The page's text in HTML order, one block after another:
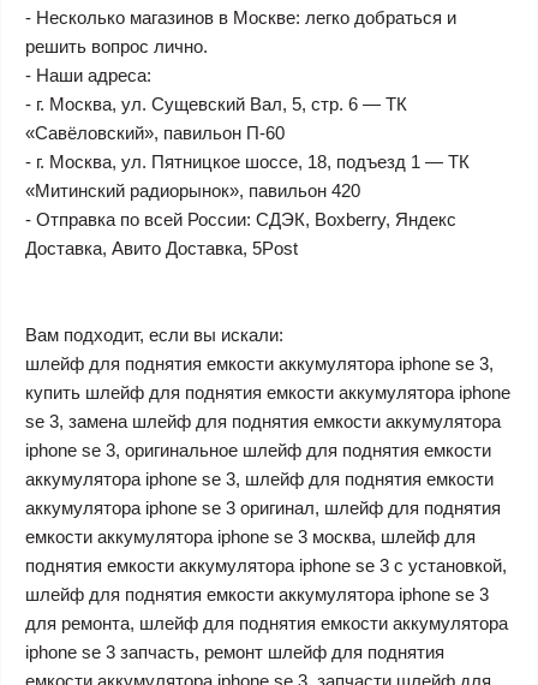
- Несколько магазинов в Москве: легко добраться и
решить вопрос лично.
- Наши адреса:
- г. Москва, ул. Сущевский Вал, 5, стр. 6 — ТК
«Савёловский», павильон П-60
- г. Москва, ул. Пятницкое шоссе, 18, подъезд 1 — ТК
«Митинский радиорынок», павильон 420
- Отправка по всей России: СДЭК, Boxberry, Яндекс
Доставка, Авито Доставка, 5Post
Вам подходит, если вы искали:
шлейф для поднятия емкости аккумулятора iphone se 3,
купить шлейф для поднятия емкости аккумулятора iphone
se 3, замена шлейф для поднятия емкости аккумулятора
iphone se 3, оригинальное шлейф для поднятия емкости
аккумулятора iphone se 3, шлейф для поднятия емкости
аккумулятора iphone se 3 оригинал, шлейф для поднятия
емкости аккумулятора iphone se 3 москва, шлейф для
поднятия емкости аккумулятора iphone se 3 с установкой,
шлейф для поднятия емкости аккумулятора iphone se 3
для ремонта, шлейф для поднятия емкости аккумулятора
iphone se 3 запчасть, ремонт шлейф для поднятия
емкости аккумулятора iphone se 3, запчасти шлейф для